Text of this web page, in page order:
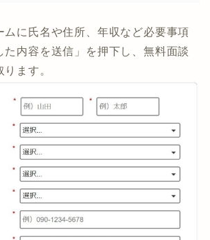
ムに氏名や住所、年収など必要事項
た内容を送信」を押下し、無料面談
ます。